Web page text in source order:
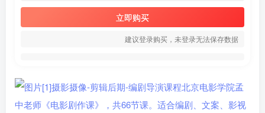
立即购买
建议登录购买，未登录无法保存数据